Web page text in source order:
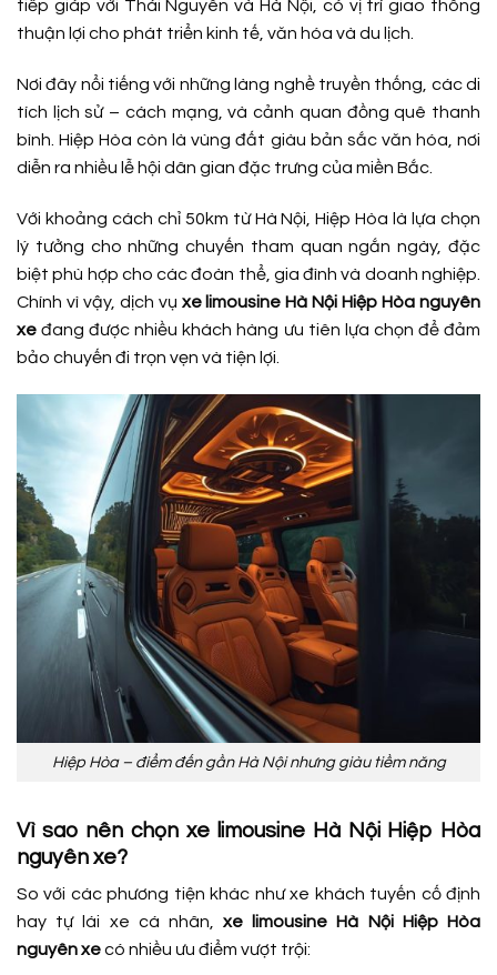
tiếp giáp với Thái Nguyên và Hà Nội, có vị trí giao thông
thuận lợi cho phát triển kinh tế, văn hóa và du lịch.
Nơi đây nổi tiếng với những làng nghề truyền thống, các di
tích lịch sử – cách mạng, và cảnh quan đồng quê thanh
bình. Hiệp Hòa còn là vùng đất giàu bản sắc văn hóa, nơi
diễn ra nhiều lễ hội dân gian đặc trưng của miền Bắc.
Với khoảng cách chỉ 50km từ Hà Nội, Hiệp Hòa là lựa chọn
lý tưởng cho những chuyến tham quan ngắn ngày, đặc
biệt phù hợp cho các đoàn thể, gia đình và doanh nghiệp.
Chính vì vậy, dịch vụ xe limousine Hà Nội Hiệp Hòa nguyên
xe đang được nhiều khách hàng ưu tiên lựa chọn để đảm
bảo chuyến đi trọn vẹn và tiện lợi.
Hiệp Hòa – điểm đến gần Hà Nội nhưng giàu tiềm năng
Vì sao nên chọn xe limousine Hà Nội Hiệp Hòa
nguyên xe?
So với các phương tiện khác như xe khách tuyến cố định
hay tự lái xe cá nhân,xe limousine Hà Nội Hiệp Hòa
nguyên xecó nhiều ưu điểm vượt trội: